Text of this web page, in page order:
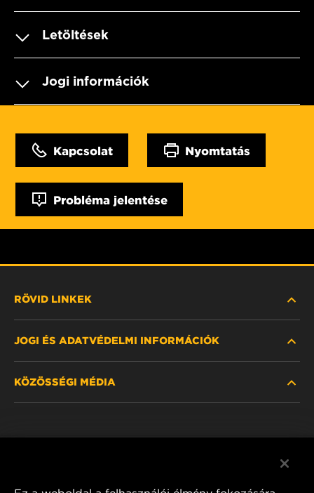
Letöltések
Jogi információk
Kapcsolat Nyomtatás
Probléma jelentése
RÖVID LINKEK
HOL KAPHATÓ
JOGI ÉS ADATVÉDELMI INFORMÁCIÓK
KÖZÖSSÉGI MÉDIA